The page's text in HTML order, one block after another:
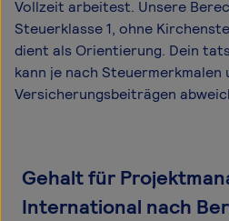
Vollzeit arbeitest. Unsere
Steuerklasse 1, ohne
dient als Orientierung. Dein
kann je nach Steuermerkmalen
Versicherungsbeiträgen
Gehalt für
International nach